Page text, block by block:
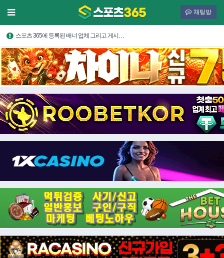
채팅방
스포츠 365에 등록된 배너 업체 그리고 게시…